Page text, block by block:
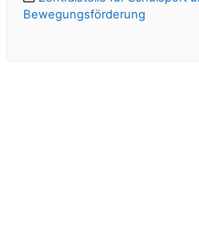
Bewegungsförderung